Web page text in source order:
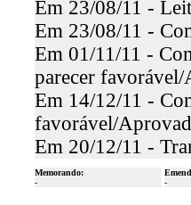
Em 23/08/11 -
Em 23/08/11 -
Em 01/11/11 -
parecer
Em 14/12/11 -
favorável/
Em 20/12/11 -
Memorando:
-
-